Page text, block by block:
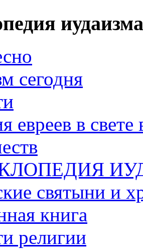
иудаизма
сегодня
евреев в
святыни и
книга
религии